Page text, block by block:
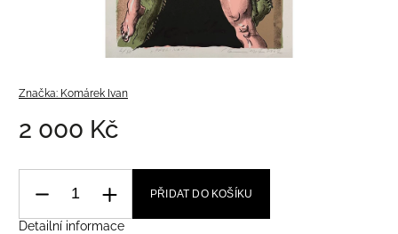
Značka: Komárek Ivan
2 000 Kč
PŘIDAT DO KOŠÍKU
Detailní informace